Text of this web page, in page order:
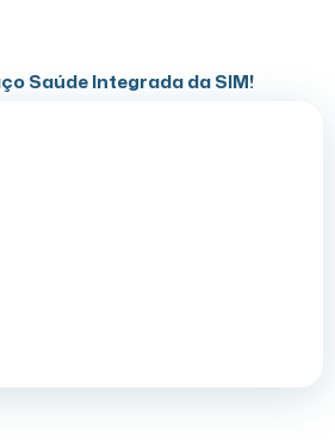
Saúde Integrada da SIM!